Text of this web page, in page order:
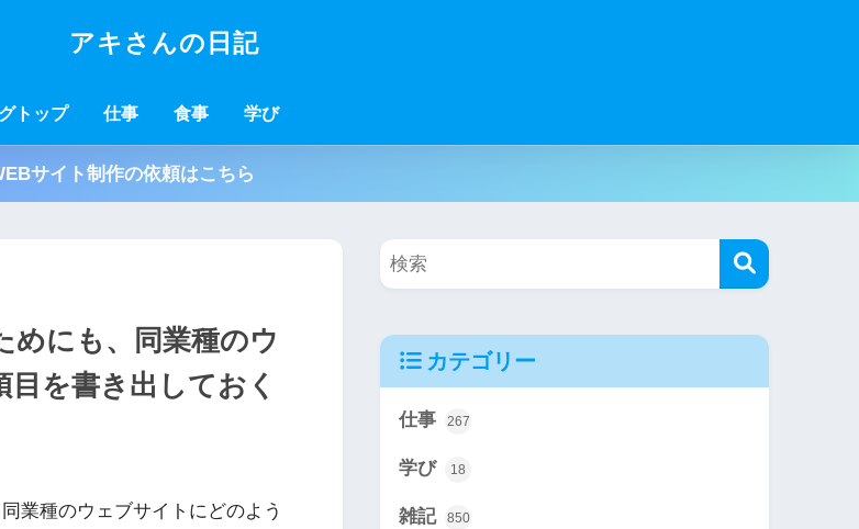
アキさんの日記
トップ 仕事 食事 学び
サイト制作の依頼はこちら
めにも、同業種のウ
を書き出しておく
業種のウェブサイトにどのよう
カテゴリー
仕事 267
学び 18
雑記 850